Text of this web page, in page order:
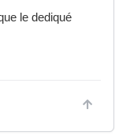
le dediqué